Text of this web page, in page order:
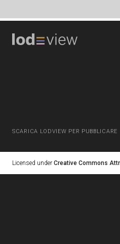
SCARICA LODVIEW PER
Licensed under Creative Commons